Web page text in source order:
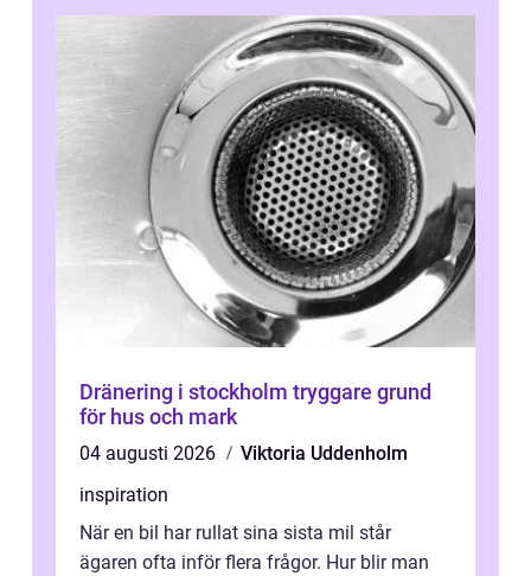
Dränering i stockholm tryggare grund
för hus och mark
04 augusti 2026
Viktoria Uddenholm
inspiration
När en bil har rullat sina sista mil står
ägaren ofta inför flera frågor. Hur blir man